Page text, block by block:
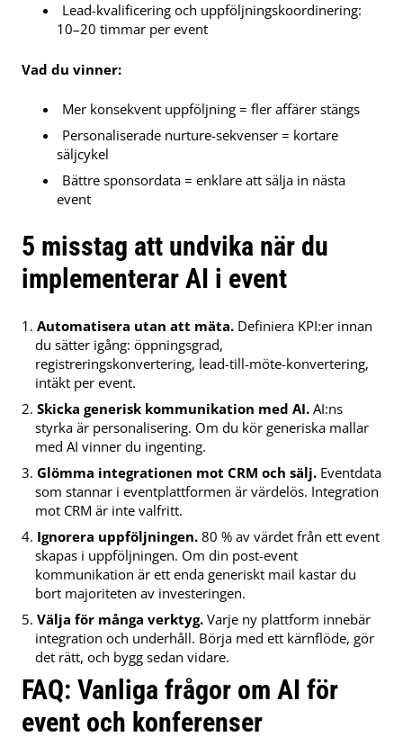
Lead-kvalificering och uppföljningskoordinering:
10–20 timmar per event
Vad du vinner:
Mer konsekvent uppföljning = fler affärer stängs
Personaliserade nurture-sekvenser = kortare
säljcykel
Bättre sponsordata = enklare att sälja in nästa
event
5 misstag att undvika när du
implementerar AI i event
Automatisera utan att mäta. Definiera KPI:er innan
du sätter igång: öppningsgrad,
registreringskonvertering, lead-till-möte-konvertering,
intäkt per event.
Skicka generisk kommunikation med AI. AI:ns
styrka är personalisering. Om du kör generiska mallar
med AI vinner du ingenting.
Glömma integrationen mot CRM och sälj. Eventdata
som stannar i eventplattformen är värdelös. Integration
mot CRM är inte valfritt.
Ignorera uppföljningen. 80 % av värdet från ett event
skapas i uppföljningen. Om din post-event
kommunikation är ett enda generiskt mail kastar du
bort majoriteten av investeringen.
Välja för många verktyg. Varje ny plattform innebär
integration och underhåll. Börja med ett kärnflöde, gör
det rätt, och bygg sedan vidare.
FAQ: Vanliga frågor om AI för
event och konferenser